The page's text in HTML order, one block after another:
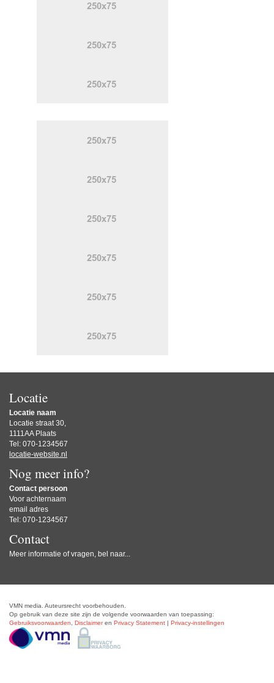
Locatie
Locatie naam
Locatie straat 30,
1111AA Plaats
Tel: 070-1234567
locatie-website.nl
Nog meer info?
Contact persoon
Voor achternaam
email adres
Tel: 070-1234567
Contact
Meer informatie of vragen, bel naar...
VMN media. Auteursrecht voorbehouden.
Op gebruik van deze site zijn de volgende voorwaarden van toepassing:
Gebruiksvoorwaarden
Disclaimeren Privacy Statement | Privacy-instellingen